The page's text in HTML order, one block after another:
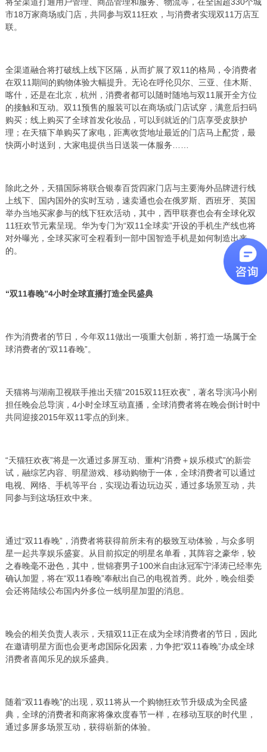
市18万家商场或门店，共同参与双11狂欢，与消费者实现双11万店互
联。
全渠道融合将打破线上线下区隔，从而扩展了双11的格局，令消费者
在双11期间的购物体验大幅提升。无论在呼伦贝尔、三亚、佳木斯、
喀什，还是在北京，杭州，消费者都可以随时随地与双11展开全方位
的接触和互动。双11预售的服装可以在商场或门店试穿，满意后扫码
购买；线上购买了全球首发化妆品，可以到就近的门店享受皮肤护
理；在天猫下单购买了家电，距离收货地址最近的门店马上配货，最
快两小时送到，大家电提供当日送装一体服务……
除此之外，天猫国际将联合银泰百货四家门店与主要海外品牌进行线
上线下、国内国外的实时互动，速卖通也会在俄罗斯、西班牙、英国
举办当地买家参与的线下狂欢活动，其中，西甲联赛也会有全球化双
11狂欢节元素呈现。华为专门为“双11全球卖”开设的手机生产线也将
对外曝光，全球买家可全程看到一部中国智造手机是如何制造出来
的。
“双11春晚”4小时全球直播打造全民盛典
作为消费者的节日，今年双11做出一项重大创新，将打造一场属于全
球消费者的“双11春晚”。
天猫将与湖南卫视联手推出天猫“2015双11狂欢夜”，著名导演冯小刚
担任晚会总导演，4小时全球互动直播，全球消费者将在晚会倒计时中
共同迎接2015年双11零点的到来。
“天猫狂欢夜”将是一次通过多屏互动、重构“消费＋娱乐模式”的新尝
试，融综艺内容、明星游戏、移动购物于一体，全球消费者可以通过
电视、网络、手机等平台，实现边看边玩边买，通过多场景互动，共
同参与到这场狂欢中来。
通过“双11春晚”，消费者将获得前所未有的极致互动体验，与众多明
星一起共享娱乐盛宴。从目前拟定的明星名单看，其阵容之豪华，较
之春晚毫不逊色，其中，世锦赛男子100米自由泳冠军宁泽涛已经率先
确认加盟，将在“双11春晚”奉献出自己的电视首秀。此外，晚会组委
会还将陆续公布国内外多位一线明星加盟的消息。
晚会的相关负责人表示，天猫双11正在成为全球消费者的节日，因此
在邀请明星方面也会更考虑国际化因素，力争把“双11春晚”办成全球
消费者喜闻乐见的娱乐盛典。
随着“双11春晚”的出现，双11将从一个购物狂欢节升级成为全民盛
典，全球的消费者和商家将像欢度春节一样，在移动互联的时代里，
通过多屏多场景互动，获得崭新的体验。